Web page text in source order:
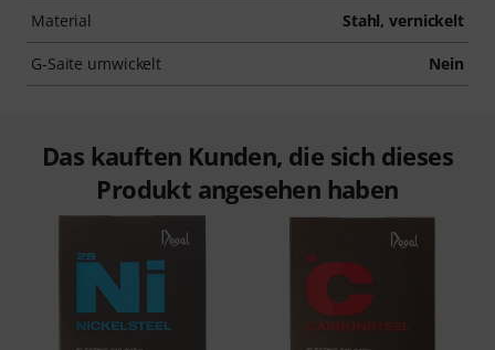
Material Stahl, vernickelt
G-Saite umwickelt Nein
Das kauften Kunden, die sich dieses
Produkt angesehen haben